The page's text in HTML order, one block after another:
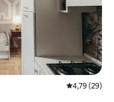
Priemerné
4,79 (29)